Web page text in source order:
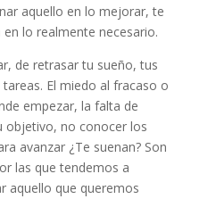
aquello en lo mejorar, te
lo realmente necesario.
de retrasar tu sueño, tus
El miedo al fracaso o
empezar, la falta de
objetivo, no conocer los
avanzar ¿Te suenan? Son
las que tendemos a
aquello que queremos